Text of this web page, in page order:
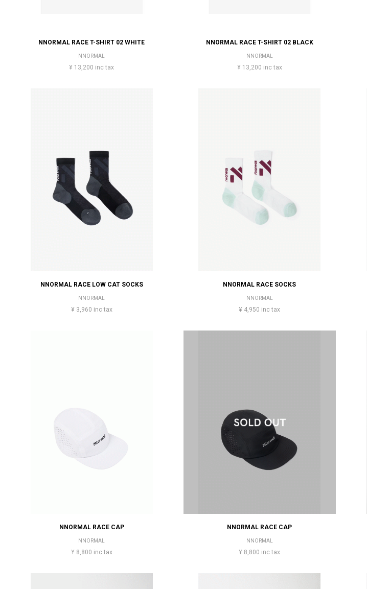
NNORMAL RACE T-SHIRT 02 WHITE
NNORMAL
¥ 13,200 inc tax
NNORMAL RACE T-SHIRT 02 BLACK
NNORMAL
¥ 13,200 inc tax
NNORMAL RACE LOW CAT SOCKS
NNORMAL
¥ 3,960 inc tax
NNORMAL RACE SOCKS
NNORMAL
¥ 4,950 inc tax
NNORMAL RACE CAP
NNORMAL
¥ 8,800 inc tax
NNORMAL RACE CAP
NNORMAL
¥ 8,800 inc tax